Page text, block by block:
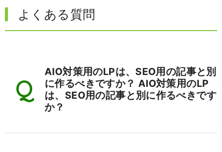
よくある質問
AIO対策用のLPは、SEO用の記事と別
に作るべきですか？ AIO対策用のLP
は、SEO用の記事と別に作るべきです
か？